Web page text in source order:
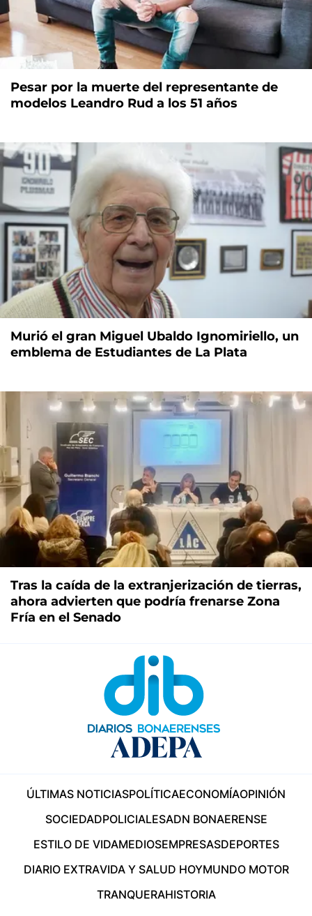
Pesar por la muerte del representante de
modelos Leandro Rud a los 51 años
Murió el gran Miguel Ubaldo Ignomiriello, un
emblema de Estudiantes de La Plata
Tras la caída de la extranjerización de tierras,
ahora advierten que podría frenarse Zona
Fría en el Senado
ÚLTIMAS NOTICIASPOLÍTICAECONOMÍAOPINIÓN
SOCIEDADPOLICIALESADN BONAERENSE
ESTILO DE VIDAMEDIOSEMPRESASDEPORTES
DIARIO EXTRAVIDA Y SALUD HOYMUNDO MOTOR
TRANQUERAHISTORIA